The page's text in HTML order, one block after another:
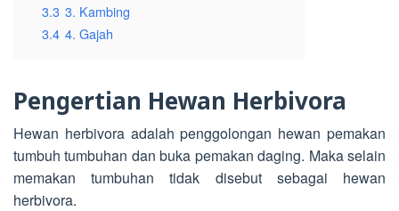
3.3 3. Kambing
3.4 4. Gajah
Pengertian Hewan Herbivora
Hewan herbivora adalah penggolongan hewan pemakan
tumbuh tumbuhan dan buka pemakan daging. Maka selain
memakan tumbuhan tidak disebut sebagai hewan
herbivora.